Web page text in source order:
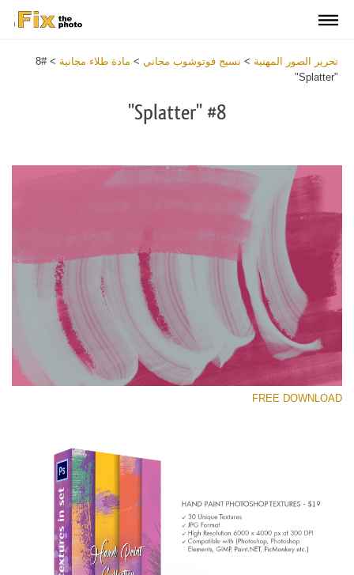
تحرير الصور المهنية > نسيج فوتوشوب مجاني > مادة طلاء مجانية >
#8
"Splatter"
#8 "Splatter"
رجاء اختر
Free Photoshop Texture #8 Small 800*533px
Download
FREE DOWNLOAD